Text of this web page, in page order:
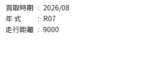
買取時期 : 2026/08
年 式
: R07
走行距離 : 9000